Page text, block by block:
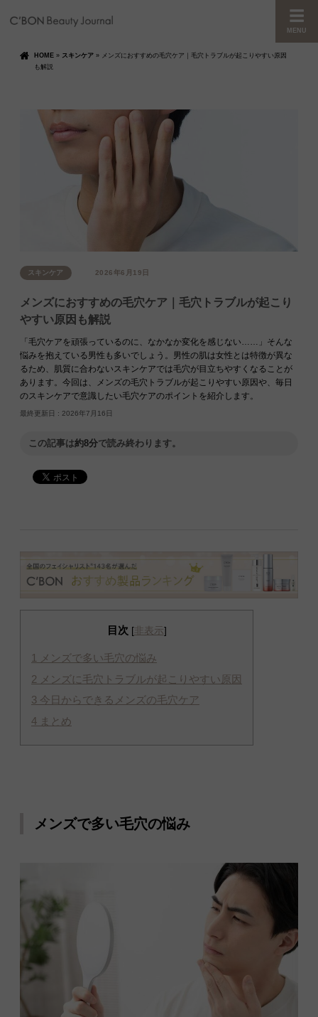
MENU
HOME » スキンケア » メンズにおすすめの毛穴ケア｜毛穴トラブルが起こりやすい原因
も解説
スキンケア 2026年6月19日
メンズにおすすめの毛穴ケア｜毛穴トラブルが起こり
やすい原因も解説
「毛穴ケアを頑張っているのに、なかなか変化を感じない……」そんな
悩みを抱えている男性も多いでしょう。男性の肌は女性とは特徴が異な
るため、肌質に合わないスキンケアでは毛穴が目立ちやすくなることが
あります。今回は、メンズの毛穴トラブルが起こりやすい原因や、毎日
のスキンケアで意識したい毛穴ケアのポイントを紹介します。
最終更新日 : 2026年7月16日
この記事は約8分で読み終わります。
目次 [非表示]
1
メンズで多い毛穴の悩み
2 メンズに毛穴トラブルが起こりやすい原因
3 今日からできるメンズの毛穴ケア
4 まとめ
メンズで多い毛穴の悩み